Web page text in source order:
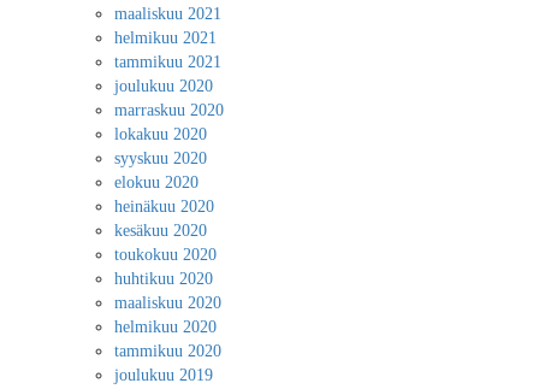
maaliskuu 2021
helmikuu 2021
tammikuu 2021
joulukuu 2020
marraskuu 2020
lokakuu 2020
syyskuu 2020
elokuu 2020
heinäkuu 2020
kesäkuu 2020
toukokuu 2020
huhtikuu 2020
maaliskuu 2020
helmikuu 2020
tammikuu 2020
joulukuu 2019